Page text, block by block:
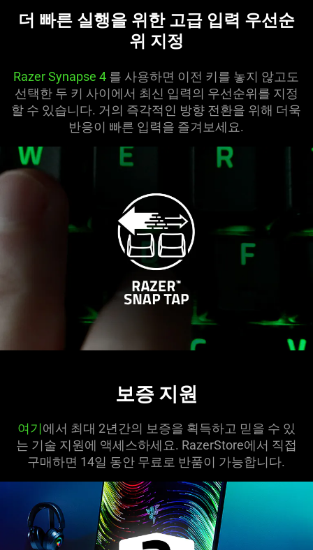
더 빠른 실행을 위한 고급 입력 우선순
위 지정
Razer Synapse 4 를 사용하면 이전 키를 놓지 않고도
선택한 두 키 사이에서 최신 입력의 우선순위를 지정
할 수 있습니다. 거의 즉각적인 방향 전환을 위해 더욱
반응이 빠른 입력을 즐겨보세요.
보증 지원
여기에서 최대 2년간의 보증을 획득하고 믿을 수 있
는 기술 지원에 액세스하세요. RazerStore에서 직접
구매하면 14일 동안 무료로 반품이 가능합니다.